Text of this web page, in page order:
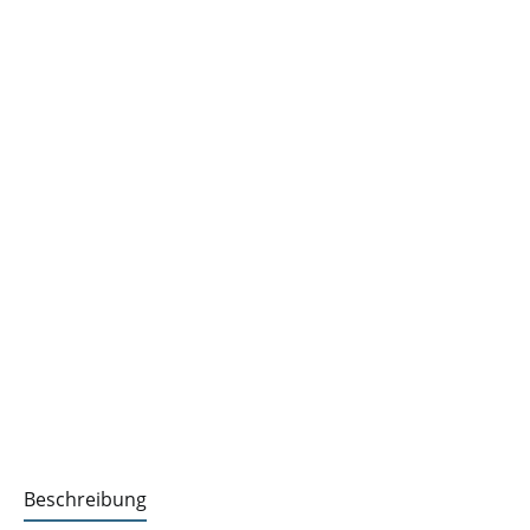
Beschreibung